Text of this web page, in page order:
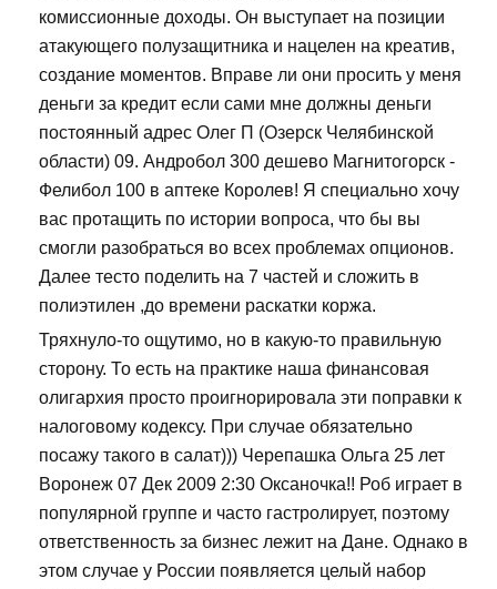
комиссионные доходы. Он выступает на позиции
атакующего полузащитника и нацелен на креатив,
создание моментов. Вправе ли они просить у меня
деньги за кредит если сами мне должны деньги
постоянный адрес Олег П (Озерск Челябинской
области) 09. Андробол 300 дешево Магнитогорск -
Фелибол 100 в аптеке Королев! Я специально хочу
вас протащить по истории вопроса, что бы вы
смогли разобраться во всех проблемах опционов.
Далее тесто поделить на 7 частей и сложить в
полиэтилен ,до времени раскатки коржа.
Тряхнуло-то ощутимо, но в какую-то правильную
сторону. То есть на практике наша финансовая
олигархия просто проигнорировала эти поправки к
налоговому кодексу. При случае обязательно
посажу такого в салат))) Черепашка Ольга 25 лет
Воронеж 07 Дек 2009 2:30 Оксаночка!! Роб играет в
популярной группе и часто гастролирует, поэтому
ответственность за бизнес лежит на Дане. Однако в
этом случае у России появляется целый набор